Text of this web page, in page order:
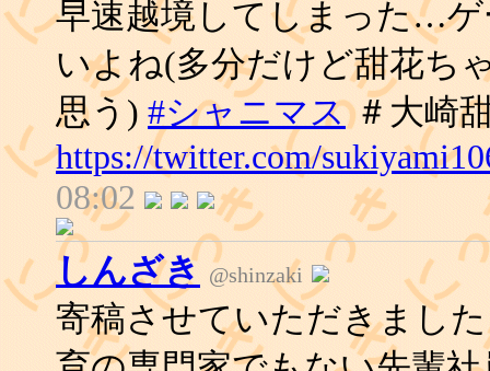
早速越境してしまった…
いよね(多分だけど甜花ち
思う) #シャニマス＃大崎
https://twitter.com/
08:02
しんざき @shinzaki
寄稿させていただきまし